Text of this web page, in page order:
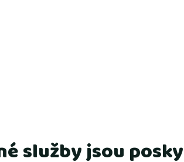
služby jsou